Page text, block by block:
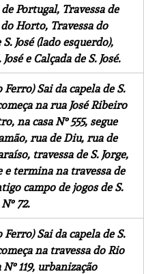
Portugal, Travessa de
Horto, Travessa do
José (lado esquerdo),
e Calçada de S. José.
Ferro) Sai da capela de S.
na rua José Ribeiro
na casa N° 555, segue
rua de Diu, rua de
travessa de S. Jorge,
e termina na travessa de
campo de jogos de S.
72.
Ferro) Sai da capela de S.
na travessa do Rio
119, urbanização